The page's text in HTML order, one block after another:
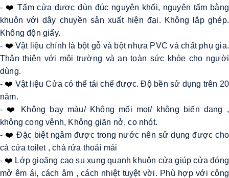
- ❤️Tấm cửa được đùn đúc nguyên khối, nguyên tấm bằng
khuôn với dây chuyền sản xuất hiện đại. Không lắp ghép.
Không độn giấy.
- ❤️ Vật liệu chính là bột gỗ và bột nhựa PVC và chất phụ gia.
Thân thiện với môi trường và an toàn sức khỏe cho người
dùng.
- ❤️ Vật liệu Cửa có thể tái chế được. Độ bền sử dụng trên 20
năm.
- ❤️
Không bay màu/ Không mối mọt/ không biến dạng ,
không cong vênh, Không giãn nở, co nhót.
- ❤️Đặc biệt ngâm được trong nước nên sử dụng được cho
cả cửa toilet , chà rửa thoải mái
- ❤️ Lớp gioăng cao su xung quanh khuôn cửa giúp cửa đóng
mở êm ái, cách âm , cách nhiệt tuyệt vời. Phù hợp với công